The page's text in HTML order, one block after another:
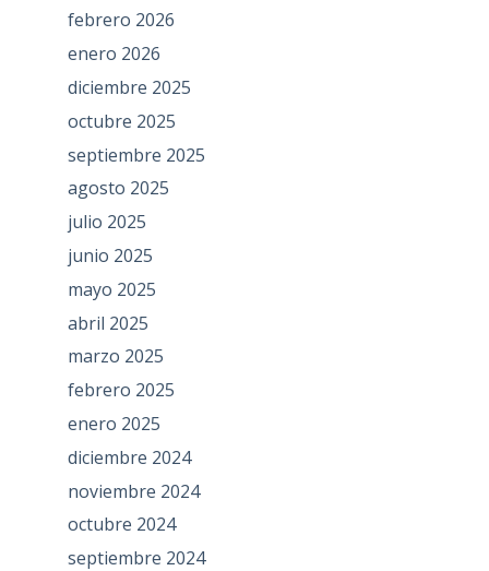
febrero 2026
enero 2026
diciembre 2025
octubre 2025
septiembre 2025
agosto 2025
julio 2025
junio 2025
mayo 2025
abril 2025
marzo 2025
febrero 2025
enero 2025
diciembre 2024
noviembre 2024
octubre 2024
septiembre 2024